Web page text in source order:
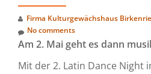
Firma Kulturgewächshaus
No comments
Am 2. Mai geht es dann
Mit der 2. Latin Dance Night